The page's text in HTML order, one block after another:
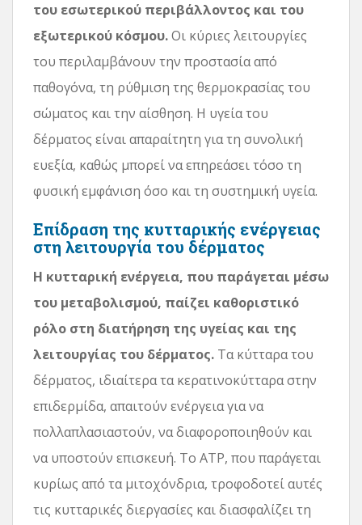
του εσωτερικού περιβάλλοντος και του
εξωτερικού κόσμου.Οι κύριες λειτουργίες
του περιλαμβάνουν την προστασία από
παθογόνα, τη ρύθμιση της θερμοκρασίας του
σώματος και την αίσθηση. Η υγεία του
δέρματος είναι απαραίτητη για τη συνολική
ευεξία, καθώς μπορεί να επηρεάσει τόσο τη
φυσική εμφάνιση όσο και τη συστημική υγεία.
Επίδραση της κυτταρικής ενέργειας
στη λειτουργία του δέρματος
Η κυτταρική ενέργεια, που παράγεται μέσω
του μεταβολισμού, παίζει καθοριστικό
ρόλο στη διατήρηση της υγείας και της
λειτουργίας του δέρματος. Τα κύτταρα του
δέρματος, ιδιαίτερα τα κερατινοκύτταρα στην
επιδερμίδα, απαιτούν ενέργεια για να
πολλαπλασιαστούν, να διαφοροποιηθούν και
να υποστούν επισκευή. Το ATP, που παράγεται
κυρίως από τα μιτοχόνδρια, τροφοδοτεί αυτές
τις κυτταρικές διεργασίες και διασφαλίζει τη